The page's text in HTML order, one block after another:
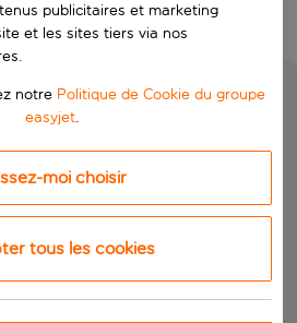
publicitaires et marketing
et les sites tiers via nos
notre Politique de Cookie du groupe
easyjet.
moi choisir
tous les cookies